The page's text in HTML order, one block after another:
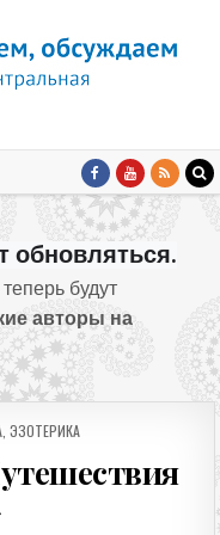
обновляться.
будут
авторы на
ЭЗОТЕРИКА